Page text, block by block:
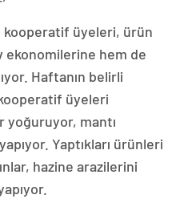
kooperatif üyeleri, ürün
ekonomilerine hem de
Haftanın belirli
üyeleri
yoğuruyor, mantı
Yaptıkları ürünleri
hazine arazilerini